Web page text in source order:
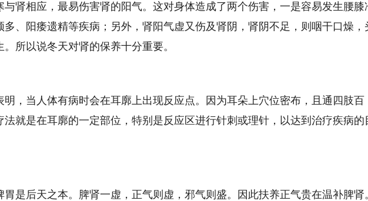
相应，最易伤害肾的阳气。这对身体造成了两个伤害，一是容易发生腰膝
多、阳痿遗精等疾病；另外，肾阳气虚又伤及肾阴，肾阴不足，则咽干口燥，
所以说冬天对肾的保养十分重要。
当人体有病时会在耳廓上出现反应点。因为耳朵上穴位密布，且通四肢百
就是在耳廓的一定部位，特别是反应区进行针刺或理针，以达到治疗疾病的
后天之本。脾肾一虚，正气则虚，邪气则盛。因此扶养正气贵在温补脾肾